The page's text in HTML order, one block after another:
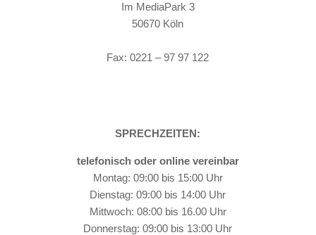
Im MediaPark 3
50670 Köln
Fax: 0221 – 97 97 122
SPRECHZEITEN:
telefonisch oder online vereinbar
Montag: 09:00 bis 15:00 Uhr
Dienstag: 09:00 bis 14:00 Uhr
Mittwoch: 08:00 bis 16.00 Uhr
Donnerstag: 09:00 bis 13:00 Uhr